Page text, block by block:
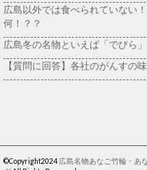
広島以外では食べられていない
何！？？
広島冬の名物といえば「でびら」
【質問に回答】各社のがんすの
©Copyright2024 広島名物あなご竹輪・あ